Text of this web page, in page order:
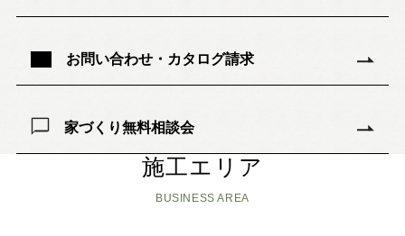
お問い合わせ・カタログ請求
家づくり無料相談会
施工エリア
BUSINESS AREA